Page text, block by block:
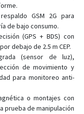
GSM 2G para
de bajo consumo.
(GPS + BDS) con
debajo de 2.5 m CEP.
(sensor de luz),
de movimiento y
para monitoreo anti-
o montajes con
prueba de manipulación